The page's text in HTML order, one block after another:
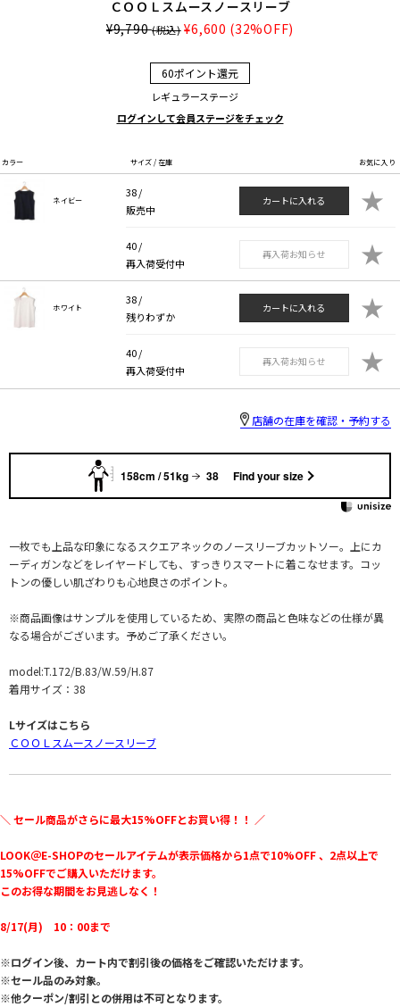
ＣＯＯＬスムースノースリーブ
¥9,790(税込) ¥6,600 (32%OFF)
60ポイント還元
レギュラーステージ
ログインして会員ステージをチェック
カラー サイズ / 在庫 お気に入り
ネイビー
38 /
販売中
カートに入れる ★
40 /
再入荷受付中
再入荷お知らせ ★
ホワイト
38 /
残りわずか
カートに入れる ★
40 /
再入荷受付中
再入荷お知らせ ★
店舗の在庫を確認・予約する
158cm / 51kg 38 Find your size
一枚でも上品な印象になるスクエアネックのノースリーブカットソー。上にカ
ーディガンなどをレイヤードしても、すっきりスマートに着こなせます。コッ
トンの優しい肌ざわりも心地良さのポイント。
※商品画像はサンプルを使用しているため、実際の商品と色味などの仕様が異
なる場合がございます。予めご了承ください。
model:T.172/B.83/W.59/H.87
着用サイズ：38
Lサイズはこちら
ＣＯＯＬスムースノースリーブ
＼ セール商品がさらに最大15%OFFとお買い得！！ ／
LOOK＠E-SHOPのセールアイテムが表示価格から1点で10%OFF 、2点以上で
15%OFFでご購入いただけます。
このお得な期間をお見逃しなく！
8/17(月) 10：00まで
※ログイン後、カート内で割引後の価格をご確認いただけます。
※セール品のみ対象。
※他クーポン/割引との併用は不可となります。